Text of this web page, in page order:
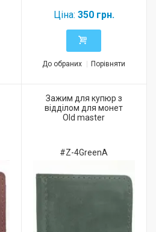
Ціна: 350 грн.
До обраних Порівняти
Зажим для купюр з
відділом для монет
Old master
#Z-4GreenA